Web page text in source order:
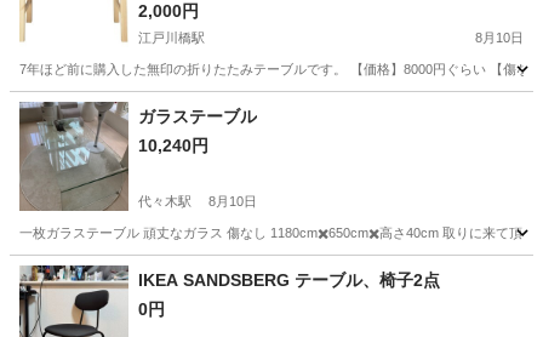
2,000円
江戸川橋駅 8月10日
7年ほど前に購入した無印の折りたたみテーブルです。 【価格】8000円ぐらい 【傷
東京 文京区 江戸川橋駅
ガラステーブル
10,240円
代々木駅 8月10日
一枚ガラステーブル 頑丈なガラス 傷なし 1180cm✖️650cm✖️高さ40cm 取りに来て頂け
東京 渋谷区
IKEA SANDSBERG テーブル、椅子2点
0円